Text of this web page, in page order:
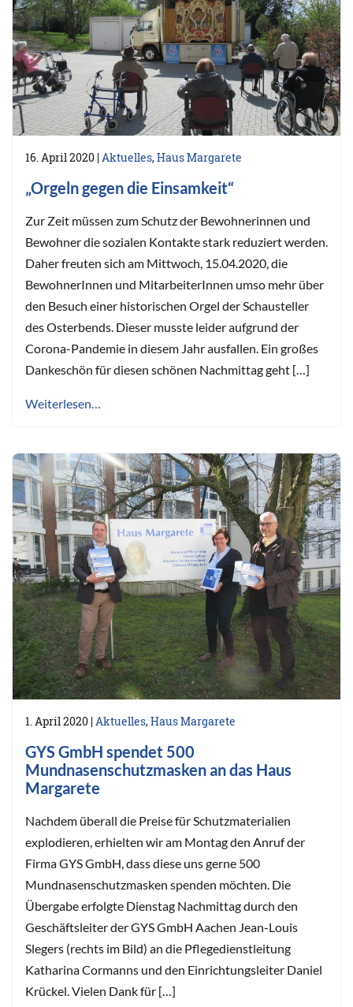
16. April 2020 | Aktuelles,Haus Margarete
„Orgeln gegen die Einsamkeit“
Zur Zeit müssen zum Schutz der Bewohnerinnen und
Bewohner die sozialen Kontakte stark reduziert werden.
Daher freuten sich am Mittwoch, 15.04.2020, die
BewohnerInnen und MitarbeiterInnen umso mehr über
den Besuch einer historischen Orgel der Schausteller
des Osterbends. Dieser musste leider aufgrund der
Corona-Pandemie in diesem Jahr ausfallen. Ein großes
Dankeschön für diesen schönen Nachmittag geht […]
Weiterlesen…
1. April 2020 | Aktuelles,Haus Margarete
GYS GmbH spendet 500
Mundnasenschutzmasken an das Haus
Margarete
Nachdem überall die Preise für Schutzmaterialien
explodieren, erhielten wir am Montag den Anruf der
Firma GYS GmbH, dass diese uns gerne 500
Mundnasenschutzmasken spenden möchten. Die
Übergabe erfolgte Dienstag Nachmittag durch den
Geschäftsleiter der GYS GmbH Aachen Jean-Louis
Slegers (rechts im Bild) an die Pflegedienstleitung
Katharina Cormanns und den Einrichtungsleiter Daniel
Krückel. Vielen Dank für […]